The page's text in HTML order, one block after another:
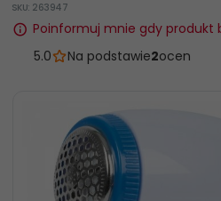
SKU: 263947
Poinformuj mnie gdy produkt
5.0
Na podstawie2ocen